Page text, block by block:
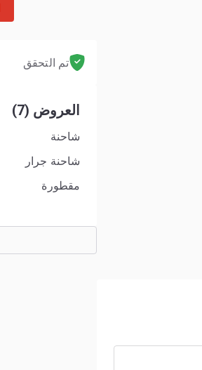
تم التحقق
العروض (7)
شاحنة
شاحنة جرار
مقطورة